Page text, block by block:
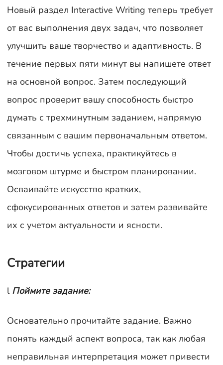
Новый раздел Interactive Writing теперь требует
от вас выполнения двух задач, что позволяет
улучшить ваше творчество и адаптивность. В
течение первых пяти минут вы напишете ответ
на основной вопрос. Затем последующий
вопрос проверит вашу способность быстро
думать с трехминутным заданием, напрямую
связанным с вашим первоначальным ответом.
Чтобы достичь успеха, практикуйтесь в
мозговом штурме и быстром планировании.
Осваивайте искусство кратких,
сфокусированных ответов и затем развивайте
их с учетом актуальности и ясности.
Стратегии
l Поймите задание:
Основательно прочитайте задание. Важно
понять каждый аспект вопроса, так как любая
неправильная интерпретация может привести